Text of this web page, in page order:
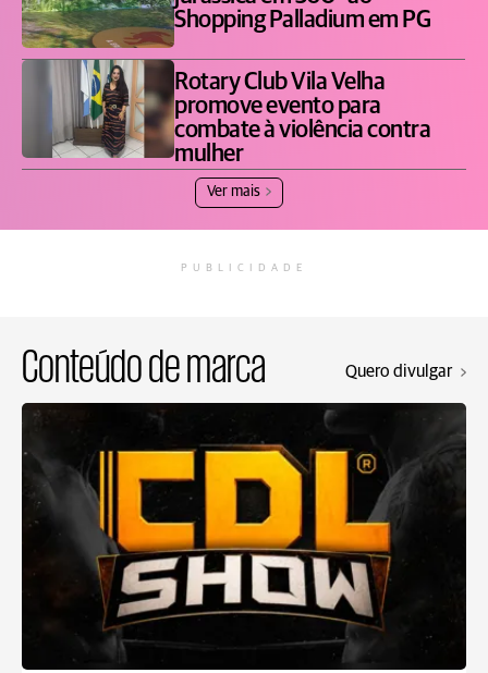
Shopping Palladium em PG
Rotary Club Vila Velha
promove evento para
combate à violência contra
mulher
Ver mais
PUBLICIDADE
Conteúdo de marca Quero divulgar